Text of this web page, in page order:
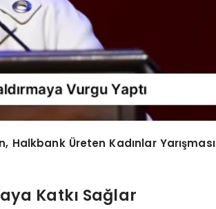
Halkbank Üreten Kadınlar Yarışması
Katkı Sağlar